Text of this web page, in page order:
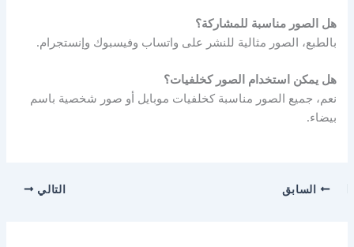
هل الصور مناسبة للمشاركة؟
بالطبع، الصور مثالية للنشر على واتساب وفيسبوك وإنستجرام.
هل يمكن استخدام الصور كخلفيات؟
نعم، جميع الصور مناسبة كخلفيات موبايل أو صور شخصية باسم
بيضاء.
السابق التالي